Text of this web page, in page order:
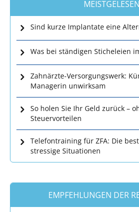
MEISTGELESEN
Sind kurze Implantate eine
Was bei ständigen Sticheleien
Zahnärzte-Versorgungswerk:
Managerin unwirksam
So holen Sie Ihr Geld zurück –
Steuervorteilen
Telefontraining für ZFA: Die
stressige Situationen
EMPFEHLUNGEN DER